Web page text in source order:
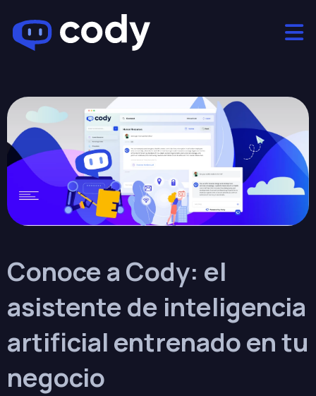
Conoce a Cody: el
asistente de inteligencia
artificial entrenado en tu
negocio